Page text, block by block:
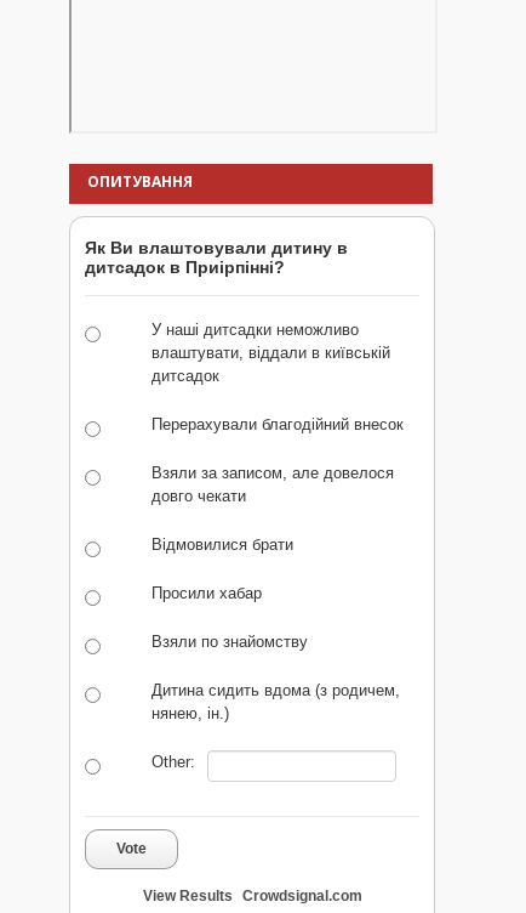
ОПИТУВАННЯ
Як Ви влаштовували дитину в
дитсадок в Приірпінні?
У наші дитсадки неможливо
влаштувати, віддали в київській
дитсадок
Перерахували благодійний внесок
Взяли за записом, але довелося
довго чекати
Відмовилися брати
Просили хабар
Взяли по знайомству
Дитина сидить вдома (з родичем,
нянею, ін.)
Other:
Vote
View Results Crowdsignal.com